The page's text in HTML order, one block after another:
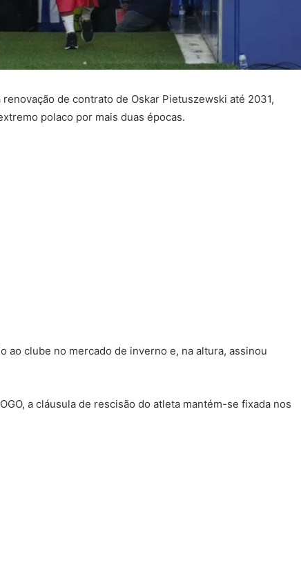
de contrato de Oskar Pietuszewski até 2031,
polaco por mais duas épocas.
ao clube no mercado de inverno e, na altura, assinou
a cláusula de rescisão do atleta mantém-se fixada nos